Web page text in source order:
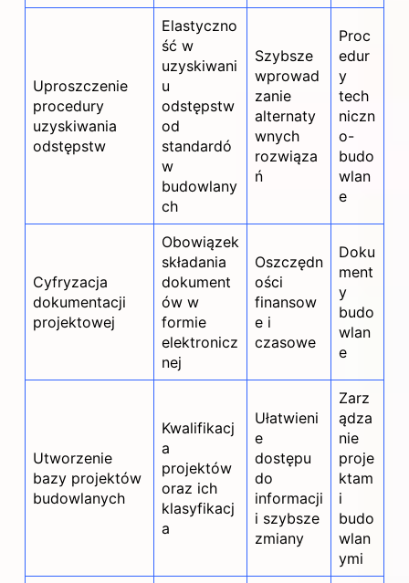
Uproszczenie
procedury
uzyskiwania
odstępstw
Elastyczno
ść w
uzyskiwani
u
odstępstw
od
standardó
w
budowlany
ch
Szybsze
wprowad
zanie
alternaty
wnych
rozwiąza
ń
Proc
edur
y
tech
niczn
o-
budo
wlan
e
Cyfryzacja
dokumentacji
projektowej
Obowiązek
składania
dokument
ów w
formie
elektronicz
nej
Oszczędn
ości
finansow
e i
czasowe
Doku
ment
y
budo
wlan
e
Utworzenie
bazy projektów
budowlanych
Kwalifikacj
a
projektów
oraz ich
klasyfikacj
a
Ułatwieni
e
dostępu
do
informacji
i szybsze
zmiany
Zarz
ądza
nie
proje
ktam
i
budo
wlan
ymi